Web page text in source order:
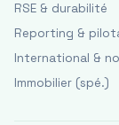
RSE & durabilité
Reporting &
International &
Immobilier (spé.)